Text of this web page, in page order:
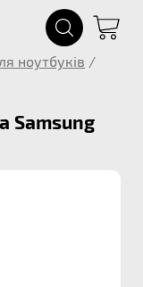
ноутбуків /
Samsung